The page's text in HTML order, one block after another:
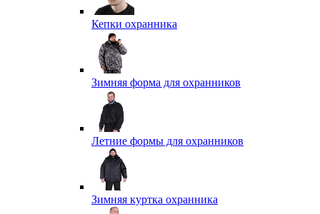
Кепки охранника
Зимняя форма для охранников
Летние формы для охранников
Зимняя куртка охранника